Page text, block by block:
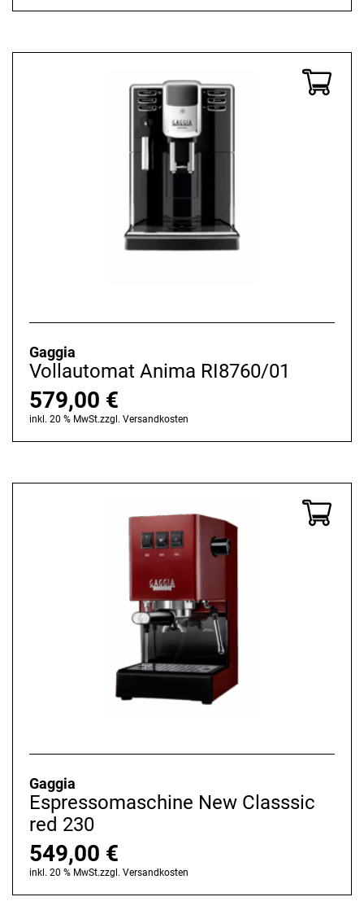
Gaggia
Vollautomat Anima RI8760/01
579,00 €
inkl. 20 % MwSt.zzgl. Versandkosten
Gaggia
Espressomaschine New Classsic
red 230
549,00 €
inkl. 20 % MwSt.zzgl. Versandkosten